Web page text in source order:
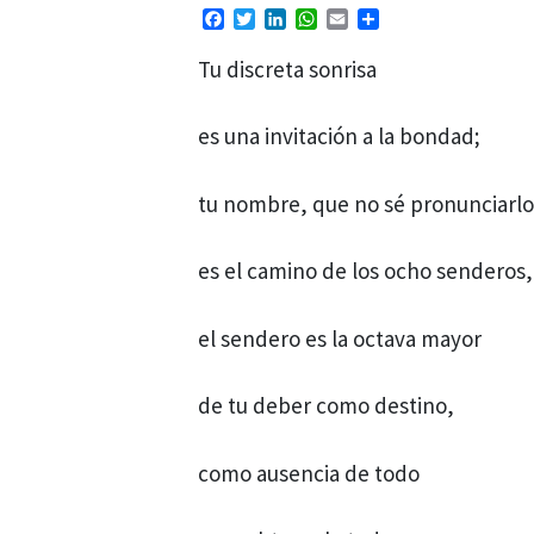
Facebook
TwitterLinkedIn
WhatsApp
Email
Tu discreta sonrisa
es una invitación a la bondad;
tu nombre, que no sé
es el camino de los ocho senderos,
el sendero es la octava mayor
de tu deber como destino,
como ausencia de todo